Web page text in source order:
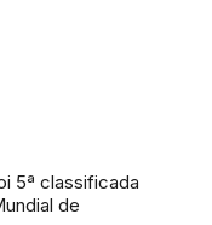
5ª classificada
de